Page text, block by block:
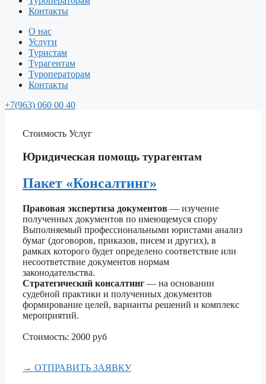
Контакты
О нас
Услуги
Туристам
Турагентам
Туроператорам
Контакты
+7(963) 060 00 40
Стоимость Услуг
Юридическая помощь турагентам
Пакет «Консалтинг»
Правовая экспертиза документов — изучение
полученных документов по имеющемуся спору
Выполняемый профессиональными юристами анализ
бумаг (договоров, приказов, писем и других), в
рамках которого будет определено соответствие или
несоответствие документов нормам
законодательства.
Стратегический консалтинг — на основании
судебной практики и полученных документов
формирование целей, варианты решений и комплекс
мероприятий.
Стоимость: 2000 руб
→ ОТПРАВИТЬ ЗАЯВКУ